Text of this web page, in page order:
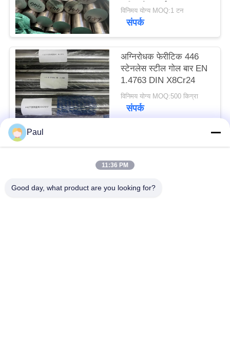
स्टील गोल बार्स
विनिमय योग्य MOQ:1 टन
संपर्क
अग्निरोधक फेरीटिक 446
स्टेनलेस स्टील गोल बार EN
1.4763 DIN X8Cr24
विनिमय योग्य MOQ:500 किग्रा
संपर्क
लोकप्रिय श्रेणियां
मार्टेंसिटिक स्टेनलेस स्टील
वर्षा स्टेनलेस स्टील
Paul
11:36 PM
Good day, what product are you looking for?